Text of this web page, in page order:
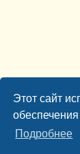
Этот сайт
Подробнее